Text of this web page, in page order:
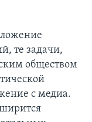
те задачи,
обществом
с медиа.